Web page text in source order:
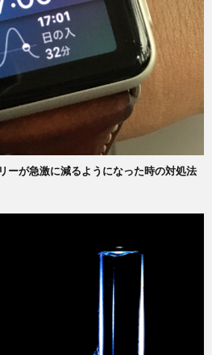
が急激に減るようになった時の対処法